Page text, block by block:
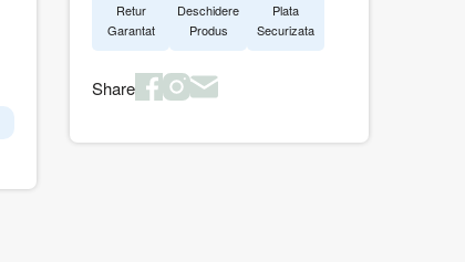
Retur
Garantat
Deschidere
Produs
Plata
Securizata
Share